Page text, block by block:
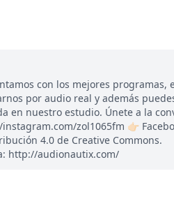
con los mejores programas,
por audio real y además
nuestro estudio. Únete a la
zol1065fm 👉🏻
4.0 de Creative Commons.
http://audionautix.com/